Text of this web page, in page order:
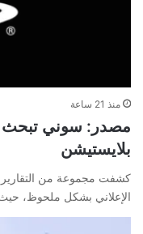
منذ 21 ساعة
مصدر: سوني تبحث
بلايستيشن
كشفت مجموعة من
الإعلاني بشكل ملحوظ،